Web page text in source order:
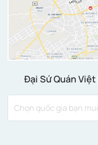
Đại Sứ Quán